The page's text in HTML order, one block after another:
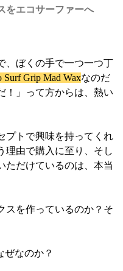
をエコサーファーへ
、ぼくの手で一つ一つ丁
Surf Grip Mad Waxなのだ
！」って方からは、熱い
プトで興味を持ってくれ
理由で購入に至り、そし
ただけているのは、本当
スを作っているのか？そ
ぜなのか？